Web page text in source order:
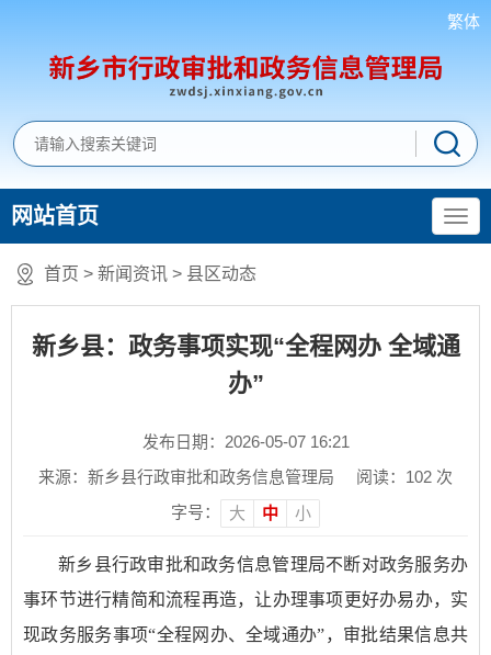
繁体
网站首页
首页 > 新闻资讯 > 县区动态
新乡县：政务事项实现“全程网办 全域通
办”
发布日期：2026-05-07 16:21
来源：新乡县行政审批和政务信息管理局
阅读： 102 次
字号：
大 中 小
新乡县行政审批和政务信息管理局不断对政务服务办
事环节进行精简和流程再造，让办理事项更好办易办，实
现政务服务事项“全程网办、全域通办”，审批结果信息共